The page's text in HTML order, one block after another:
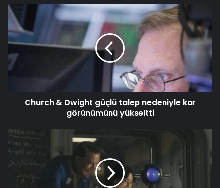
Church & Dwight güçlü talep nedeniyle kar
görünümünü yükseltti